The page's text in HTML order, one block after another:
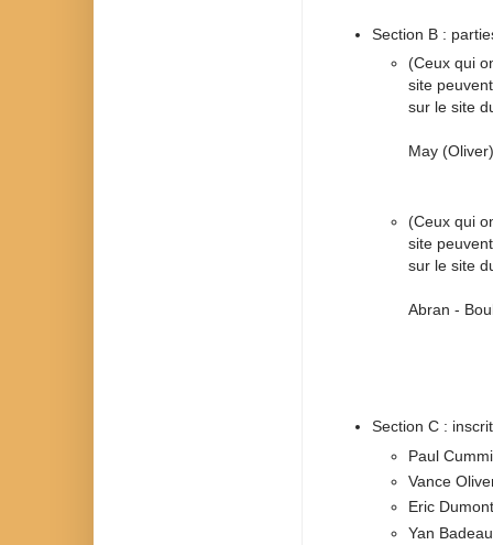
Section B :
(Ceux qui
site
sur le site
May
(Ceux qui
site
sur le site
Abran -
Section C :
Paul
Vance
Eric
Yan